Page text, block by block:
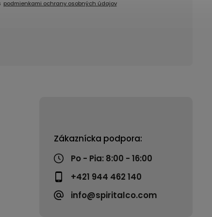
Zákaznícka podpora:
Po - Pia: 8:00 - 16:00
+421 944 462 140
info@spiritalco.com
podmienkami ochrany osobných údajov